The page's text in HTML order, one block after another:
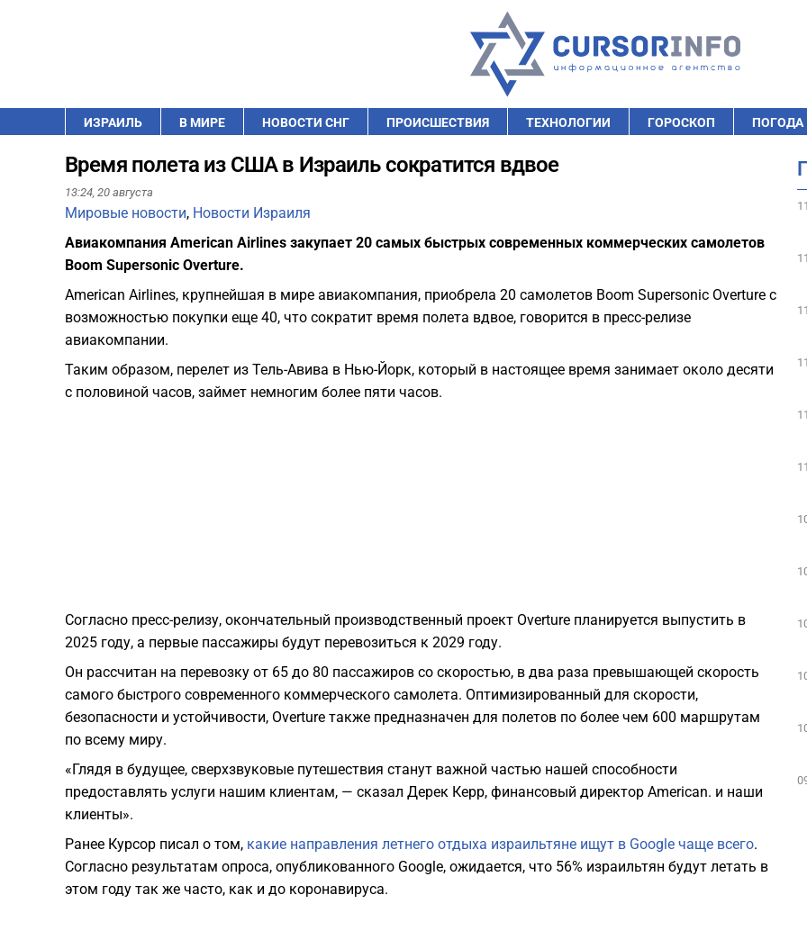
ИЗРАИЛЬ В МИРЕ НОВОСТИ СНГ ПРОИСШЕСТВИЯ ТЕХНОЛОГИИ ГОРОСКОП ПОГОДА
Время полета из США в Израиль сократится вдвое
13:24, 20 августа
Мировые новости, Новости Израиля
Авиакомпания American Airlines закупает 20 самых быстрых современных коммерческих самолетов
Boom Supersonic Overture.
American Airlines, крупнейшая в мире авиакомпания, приобрела 20 самолетов Boom Supersonic Overture с
возможностью покупки еще 40, что сократит время полета вдвое, говорится в пресс-релизе
авиакомпании.
Таким образом, перелет из Тель-Авива в Нью-Йорк, который в настоящее время занимает около десяти
с половиной часов, займет немногим более пяти часов.
Согласно пресс-релизу, окончательный производственный проект Overture планируется выпустить в
2025 году, а первые пассажиры будут перевозиться к 2029 году.
Он рассчитан на перевозку от 65 до 80 пассажиров со скоростью, в два раза превышающей скорость
самого быстрого современного коммерческого самолета. Оптимизированный для скорости,
безопасности и устойчивости, Overture также предназначен для полетов по более чем 600 маршрутам
по всему миру.
«Глядя в будущее, сверхзвуковые путешествия станут важной частью нашей способности
предоставлять услуги нашим клиентам, — сказал Дерек Керр, финансовый директор American. и наши
клиенты».
Ранее Курсор писал о том, какие направления летнего отдыха израильтяне ищут в Google чаще всего.
Согласно результатам опроса, опубликованного Google, ожидается, что 56% израильтян будут летать в
этом году так же часто, как и до коронавируса.